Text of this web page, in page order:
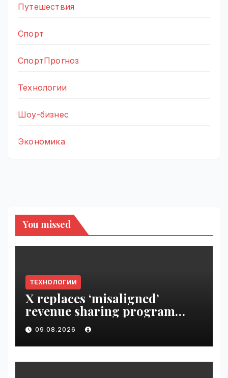
Путешествия
Спорт
СпортПрогноз
Технологии
Шоу-бизнес
Экономика
You missed
ТЕХНОЛОГИИ
X replaces ‘misaligned’
revenue sharing program
with Original Content
Rewards | VseTime.ru
09.08.2026